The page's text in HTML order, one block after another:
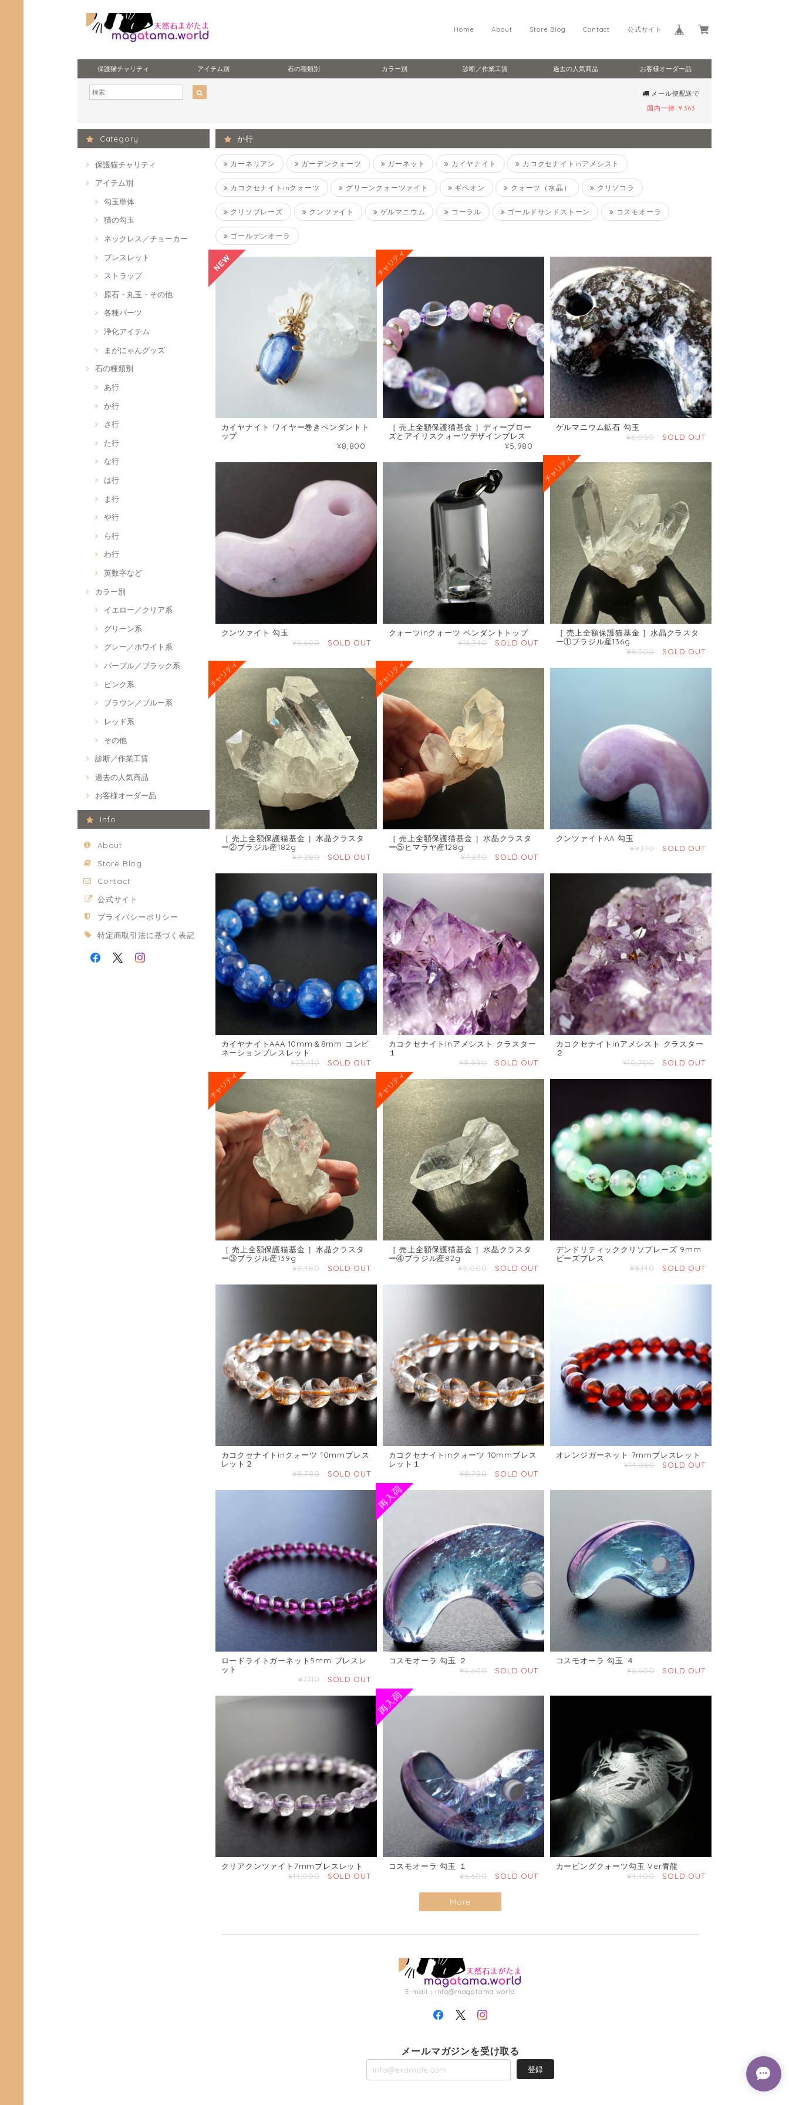
公式サイト
Contact
Store Blog
About
Home
保護猫チャリティ アイテム別 石の種類別 カラー別 診断／作業工賃 過去の人気商品 お客様オーダー品
メール便配送で
国内一律 ￥363
Category
保護猫チャリティ
アイテム別
勾玉単体
猫の勾玉
ネックレス／チョーカー
ブレスレット
ストラップ
原石・丸玉・その他
各種パーツ
浄化アイテム
まがにゃんグッズ
石の種類別
あ行
か行
さ行
た行
な行
は行
ま行
や行
ら行
わ行
英数字など
カラー別
イエロー／クリア系
グリーン系
グレー／ホワイト系
パープル／ブラック系
ピンク系
ブラウン／ブルー系
レッド系
その他
診断／作業工賃
過去の人気商品
お客様オーダー品
Info
About
Store Blog
Contact
公式サイト
プライバシーポリシー
特定商取引法に基づく表記
か行
カーネリアン ガーデンクォーツ ガーネット カイヤナイト カコクセナイトinアメシスト
カコクセナイトinクォーツ グリーンクォーツァイト ギベオン クォーツ（水晶） クリソコラ
クリソプレーズ クンツァイト ゲルマニウム コーラル ゴールドサンドストーン コスモオーラ
ゴールデンオーラ
カイヤナイト ワイヤー巻きペンダントト
ップ
¥8,800
［ 売上全額保護猫基金 ］ディープロー
ズとアイリスクォーツデザインブレス
¥5,980
ゲルマニウム鉱石 勾玉
¥6,050
SOLD OUT
クンツァイト 勾玉
¥6,600
SOLD OUT
クォーツinクォーツ ペンダントトップ
¥16,340
SOLD OUT
［ 売上全額保護猫基金 ］水晶クラスタ
ー①ブラジル産136g
¥8,300
SOLD OUT
［ 売上全額保護猫基金 ］水晶クラスタ
ー②ブラジル産182g
¥9,280
SOLD OUT
［ 売上全額保護猫基金 ］水晶クラスタ
ー⑤ヒマラヤ産128g
¥7,830
SOLD OUT
クンツァイトAA 勾玉
¥9,170
SOLD OUT
カイヤナイトAAA 10mm＆8mm コンビ
ネーションブレスレット
¥23,410
SOLD OUT
カコクセナイトinアメシスト クラスター
１
¥9,990
SOLD OUT
カコクセナイトinアメシスト クラスター
２
¥10,700
SOLD OUT
［ 売上全額保護猫基金 ］水晶クラスタ
ー③ブラジル産139g
¥8,480
SOLD OUT
［ 売上全額保護猫基金 ］水晶クラスタ
ー④ブラジル産82g
¥5,000
SOLD OUT
デンドリティッククリソプレーズ 9mm
ビーズブレス
¥8,140
SOLD OUT
カコクセナイトinクォーツ 10mmブレス
レット２
¥8,780
SOLD OUT
カコクセナイトinクォーツ 10mmブレス
レット１
¥8,780
SOLD OUT
オレンジガーネット 7mmブレスレット
¥14,060
SOLD OUT
ロードライトガーネット5mm ブレスレ
ット
¥7,110
SOLD OUT
コスモオーラ 勾玉 ２
¥6,600
SOLD OUT
コスモオーラ 勾玉 ４
¥6,600
SOLD OUT
クリアクンツァイト7mmブレスレット
¥14,000
SOLD OUT
コスモオーラ 勾玉 １
¥6,600
SOLD OUT
カービングクォーツ勾玉 Ver青龍
¥4,400
SOLD OUT
More
E-mail： info@magatama.world
メールマガジンを受け取る
登録